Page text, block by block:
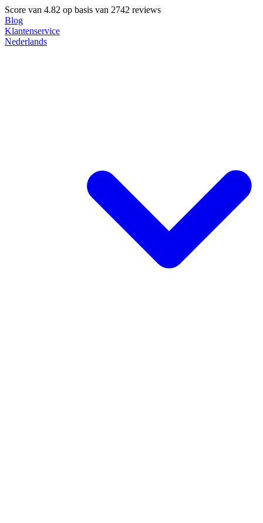
Score van 4.82 op basis van 2742 reviews
Blog
Klantenservice
Nederlands